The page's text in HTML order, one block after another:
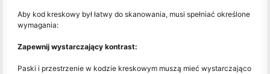
Aby kod kreskowy był łatwy do skanowania, musi spełniać określone
wymagania:
Zapewnij wystarczający kontrast:
Paski i przestrzenie w kodzie kreskowym muszą mieć wystarczająco